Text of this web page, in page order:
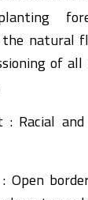
natural
of
: Racial
Open